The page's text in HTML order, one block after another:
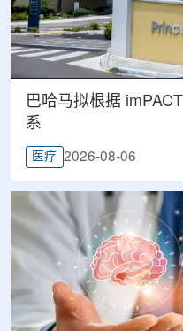
巴哈马拟根据
系
医疗 2026-08-06